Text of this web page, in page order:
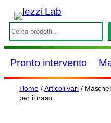
Vai
al
contenuto
S
e
r
c
Pronto intervento
Home/Articoli vari /
per il naso